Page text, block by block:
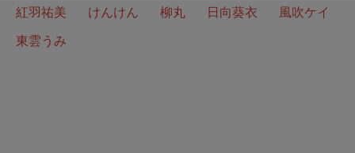
紅羽祐美
けんけん 柳丸 日向葵衣
風吹ケイ
東雲うみ